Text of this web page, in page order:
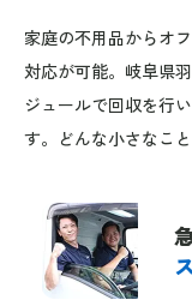
家庭の不用品からオ
対応が可能。岐阜県
ジュールで回収を行
す。どんな小さなこ